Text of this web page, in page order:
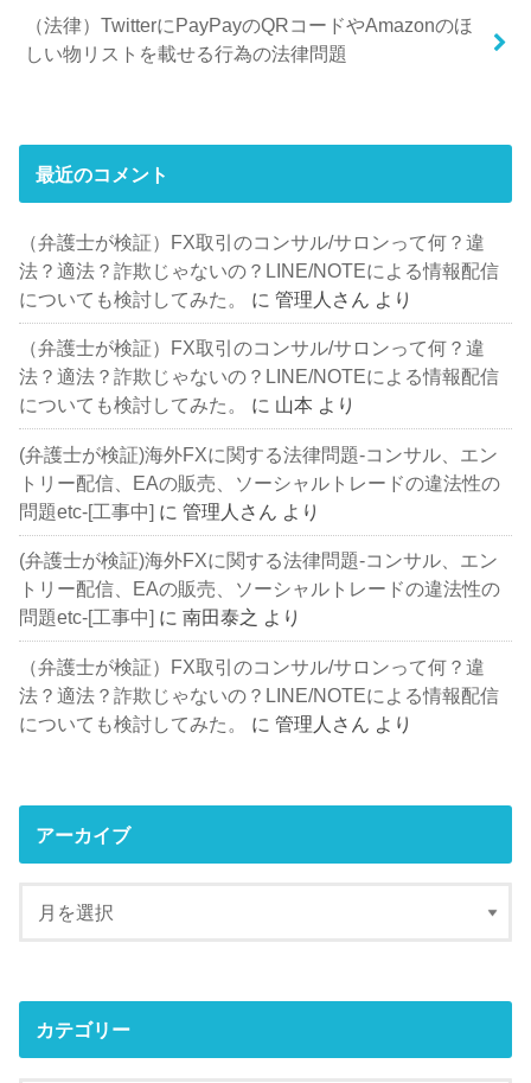
（法律）TwitterにPayPayのQRコードやAmazonのほ
しい物リストを載せる行為の法律問題
最近のコメント
（弁護士が検証）FX取引のコンサル/サロンって何？違
法？適法？詐欺じゃないの？LINE/NOTEによる情報配信
についても検討してみた。
に管理人さん より
（弁護士が検証）FX取引のコンサル/サロンって何？違
法？適法？詐欺じゃないの？LINE/NOTEによる情報配信
についても検討してみた。
に 山本 より
(弁護士が検証)海外FXに関する法律問題-コンサル、エン
トリー配信、EAの販売、ソーシャルトレードの違法性の
問題etc-[工事中] に管理人さん より
(弁護士が検証)海外FXに関する法律問題-コンサル、エン
トリー配信、EAの販売、ソーシャルトレードの違法性の
問題etc-[工事中] に南田泰之 より
（弁護士が検証）FX取引のコンサル/サロンって何？違
法？適法？詐欺じゃないの？LINE/NOTEによる情報配信
についても検討してみた。
に管理人さん より
アーカイブ
カテゴリー